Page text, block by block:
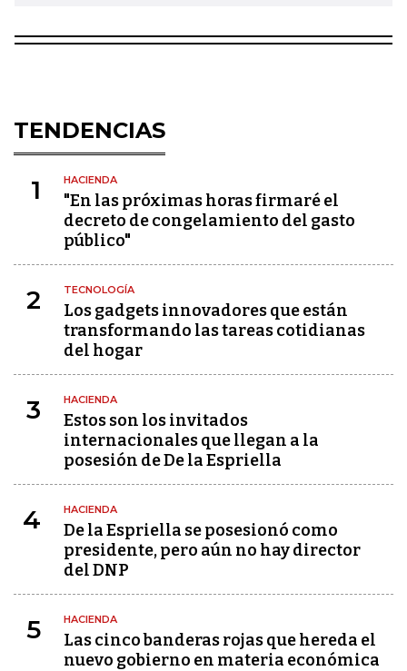
TENDENCIAS
1 HACIENDA
"En las próximas horas firmaré el
decreto de congelamiento del gasto
público"
2 TECNOLOGÍA
Los gadgets innovadores que están
transformando las tareas cotidianas
del hogar
3 HACIENDA
Estos son los invitados
internacionales que llegan a la
posesión de De la Espriella
4 HACIENDA
De la Espriella se posesionó como
presidente, pero aún no hay director
del DNP
5 HACIENDA
Las cinco banderas rojas que hereda el
nuevo gobierno en materia económica